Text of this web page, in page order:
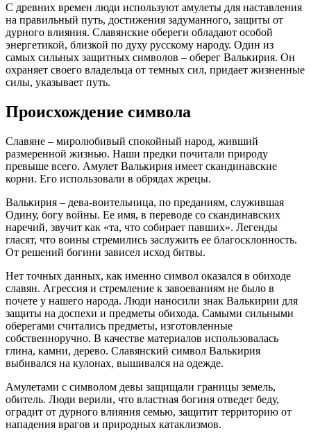
С древних времен люди используют амулеты для наставления
на правильный путь, достижения задуманного, защиты от
дурного влияния. Славянские обереги обладают особой
энергетикой, близкой по духу русскому народу. Один из
самых сильных защитных символов – оберег Валькирия. Он
охраняет своего владельца от темных сил, придает жизненные
силы, указывает путь.
Происхождение символа
Славяне – миролюбивый спокойный народ, живший
размеренной жизнью. Наши предки почитали природу
превыше всего. Амулет Валькирия имеет скандинавские
корни. Его использовали в обрядах жрецы.
Валькирия – дева-воительница, по преданиям, служившая
Одину, богу войны. Ее имя, в переводе со скандинавских
наречий, звучит как «та, что собирает павших». Легенды
гласят, что воины стремились заслужить ее благосклонность.
От решений богини зависел исход битвы.
Нет точных данных, как именно символ оказался в обиходе
славян. Агрессия и стремление к завоеваниям не было в
почете у нашего народа. Люди наносили знак Валькирии для
защиты на доспехи и предметы обихода. Самыми сильными
оберегами считались предметы, изготовленные
собственноручно. В качестве материалов использовалась
глина, камни, дерево. Славянский символ Валькирия
выбивался на кулонах, вышивался на одежде.
Амулетами с символом девы защищали границы земель,
обитель. Люди верили, что властная богиня отведет беду,
оградит от дурного влияния семью, защитит территорию от
нападения врагов и природных катаклизмов.